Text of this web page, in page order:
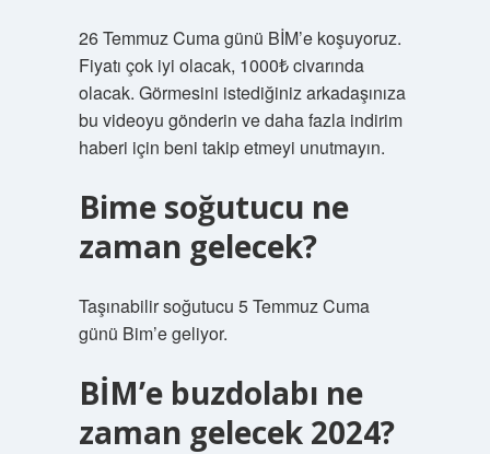
26 Temmuz Cuma günü BİM’e koşuyoruz.
Fiyatı çok iyi olacak, 1000₺ civarında
olacak. Görmesini istediğiniz arkadaşınıza
bu videoyu gönderin ve daha fazla indirim
haberi için beni takip etmeyi unutmayın.
Bime soğutucu ne
zaman gelecek?
Taşınabilir soğutucu 5 Temmuz Cuma
günü Bim’e geliyor.
BİM’e buzdolabı ne
zaman gelecek 2024?